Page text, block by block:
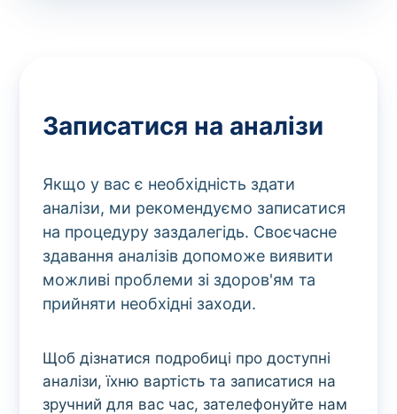
Записатися на аналізи
Якщо у вас є необхідність здати
аналізи, ми рекомендуємо записатися
на процедуру заздалегідь. Своєчасне
здавання аналізів допоможе виявити
можливі проблеми зі здоров'ям та
прийняти необхідні заходи.
Щоб дізнатися подробиці про доступні
аналізи, їхню вартість та записатися на
зручний для вас час, зателефонуйте нам